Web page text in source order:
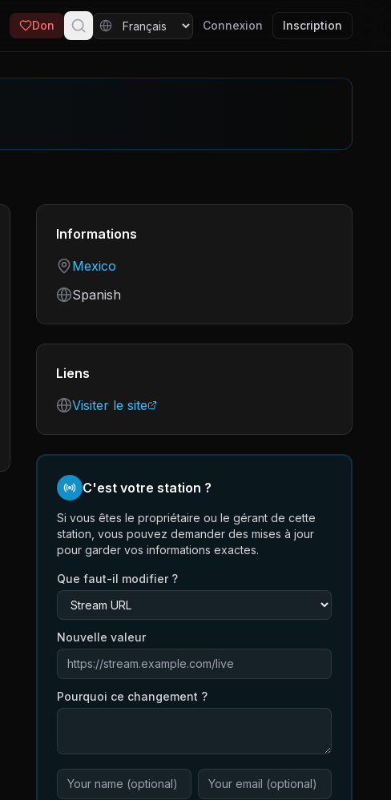
Don Connexion Inscription
Informations
Country
Mexico
Language
Spanish
Liens
Visiter le site
C'est votre station ?
Si vous êtes le propriétaire ou le gérant de cette
station, vous pouvez demander des mises à jour
pour garder vos informations exactes.
Que faut-il modifier ?
Nouvelle valeur
Pourquoi ce changement ?